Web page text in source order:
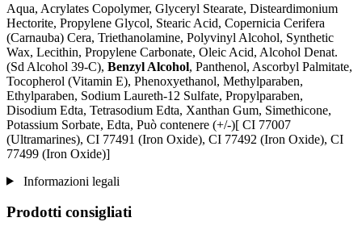
Aqua, Acrylates Copolymer, Glyceryl Stearate, Disteardimonium
Hectorite, Propylene Glycol, Stearic Acid, Copernicia Cerifera
(Carnauba) Cera, Triethanolamine, Polyvinyl Alcohol, Synthetic
Wax, Lecithin, Propylene Carbonate, Oleic Acid, Alcohol Denat.
(Sd Alcohol 39-C), Benzyl Alcohol, Panthenol, Ascorbyl Palmitate,
Tocopherol (Vitamin E), Phenoxyethanol, Methylparaben,
Ethylparaben, Sodium Laureth-12 Sulfate, Propylparaben,
Disodium Edta, Tetrasodium Edta, Xanthan Gum, Simethicone,
Potassium Sorbate, Edta, Può contenere (+/-)[ CI 77007
(Ultramarines) , CI 77491 (Iron Oxide), CI 77492 (Iron Oxide), CI
77499 (Iron Oxide)]
Informazioni legali
Prodotti consigliati